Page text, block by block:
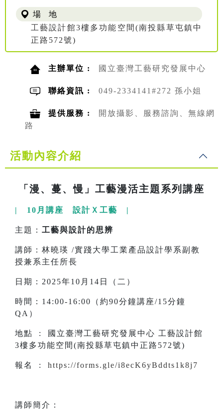
場 地
工藝設計館3樓多功能空間(南投縣草屯鎮中
正路572號)
主辦單位 : 國立臺灣工藝研究發展中心
聯絡資訊 : 049-2334141#272 孫小姐
提供服務 :
開放攝影、服務諮詢、無線網
路
活動內容介紹
「漫、蔓、慢」工藝漫活主題系列講座
| 10月講座 設計Ｘ工藝 |
主題： 工藝與設計的思辨
講師：林曉瑛 /實踐大學工業產品設計學系副教
授兼系主任所長
日期：2025年10月14日（二）
時間：14:00-16:00（約90分鐘講座/15分鐘
QA）
地點 : 國立臺灣工藝研究發展中心 工藝設計館
3樓多功能空間(南投縣草屯鎮中正路572號)
報名 : https://forms.gle/i8ecK6yBddts1k8j7
講師簡介：